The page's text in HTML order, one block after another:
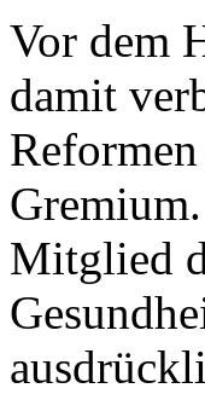
Vor dem
damit
Mitglied